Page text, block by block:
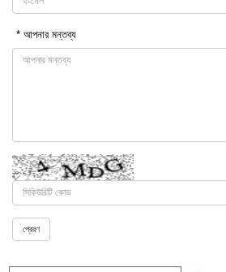
* আপনার মন্তব্য